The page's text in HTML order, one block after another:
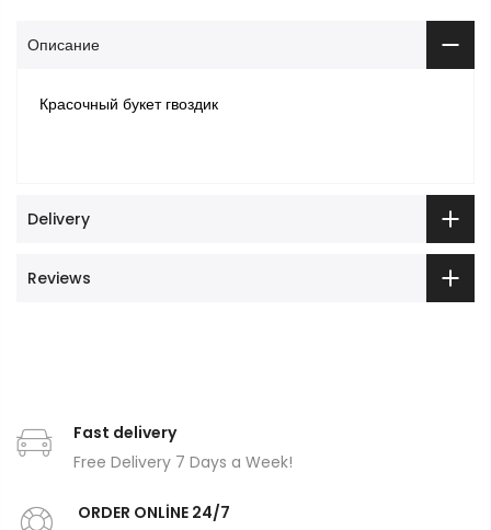
Описание
Красочный букет гвоздик
Delivery
Reviews
Fast delivery
Free Delivery 7 Days a Week!
ORDER ONLİNE 24/7